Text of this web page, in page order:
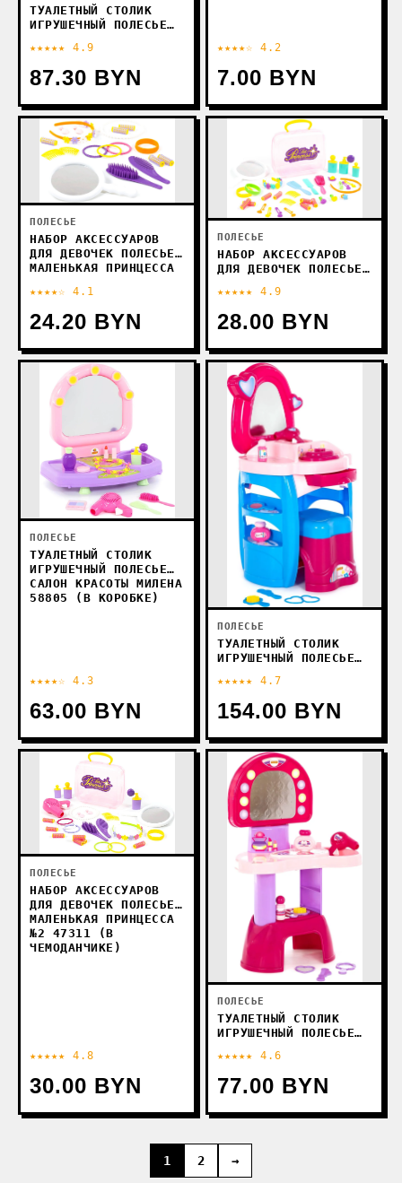
ТУАЛЕТНЫЙ СТОЛИК
ИГРУШЕЧНЫЙ ПОЛЕСЬЕ
36629 (В КОРОБКЕ)
★★★★★ 4.9
87.30 BYN
★★★★☆ 4.2
7.00 BYN
ПОЛЕСЬЕ
НАБОР АКСЕССУАРОВ
ДЛЯ ДЕВОЧЕК ПОЛЕСЬЕ
МАЛЕНЬКАЯ ПРИНЦЕССА
★★★★☆ 4.1
24.20 BYN
ПОЛЕСЬЕ
НАБОР АКСЕССУАРОВ
ДЛЯ ДЕВОЧЕК ПОЛЕСЬЕ
№3 47328 (В
ЧЕМОДАНЧИКЕ)
★★★★★ 4.9
28.00 BYN
ПОЛЕСЬЕ
ТУАЛЕТНЫЙ СТОЛИК
ИГРУШЕЧНЫЙ ПОЛЕСЬЕ
САЛОН КРАСОТЫ МИЛЕНА
58805 (В КОРОБКЕ)
★★★★☆ 4.3
63.00 BYN
ПОЛЕСЬЕ
ТУАЛЕТНЫЙ СТОЛИК
ИГРУШЕЧНЫЙ ПОЛЕСЬЕ
№3 44679
★★★★★ 4.7
154.00 BYN
ПОЛЕСЬЕ
НАБОР АКСЕССУАРОВ
ДЛЯ ДЕВОЧЕК ПОЛЕСЬЕ
МАЛЕНЬКАЯ ПРИНЦЕССА
№2 47311 (В
ЧЕМОДАНЧИКЕ)
★★★★★ 4.8
30.00 BYN
ПОЛЕСЬЕ
ТУАЛЕТНЫЙ СТОЛИК
ИГРУШЕЧНЫЙ ПОЛЕСЬЕ
№2 44662
★★★★★ 4.6
77.00 BYN
1 2 →